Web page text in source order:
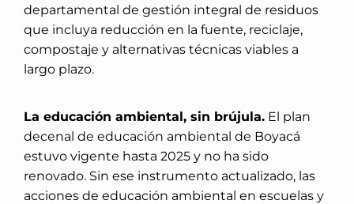
departamental de gestión integral de residuos
que incluya reducción en la fuente, reciclaje,
compostaje y alternativas técnicas viables a
largo plazo.
La educación ambiental, sin brújula. El plan
decenal de educación ambiental de Boyacá
estuvo vigente hasta 2025 y no ha sido
renovado. Sin ese instrumento actualizado, las
acciones de educación ambiental en escuelas y